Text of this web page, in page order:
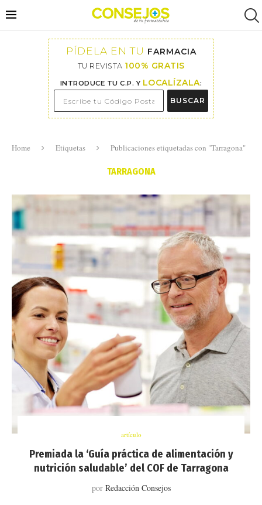
PÍDELA EN TU FARMACIA
TU REVISTA 100% GRATIS
INTRODUCE TU C.P. Y LOCALÍZALA:
BUSCAR
Home Etiquetas Publicaciones etiquetadas con "Tarragona"
TARRAGONA
artículo
Premiada la ‘Guía práctica de alimentación y
nutrición saludable’ del COF de Tarragona
por Redacción Consejos